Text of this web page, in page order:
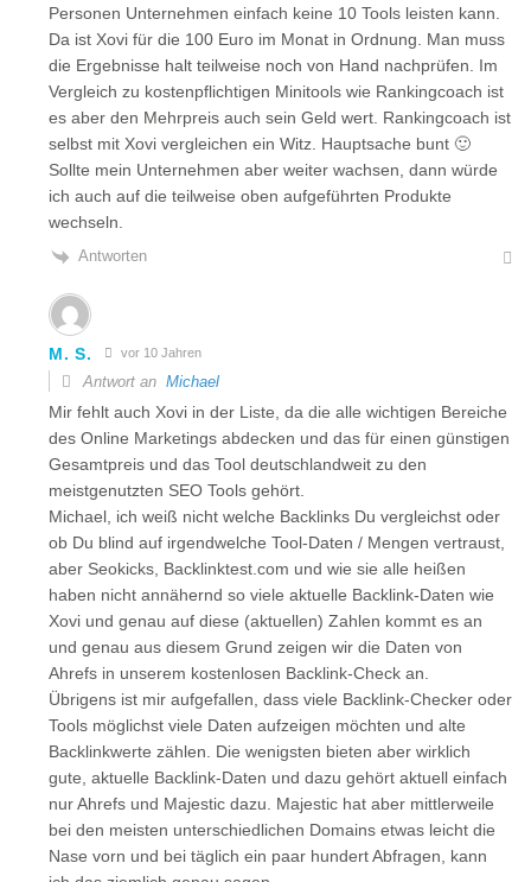
Personen Unternehmen einfach keine 10 Tools leisten kann.
Da ist Xovi für die 100 Euro im Monat in Ordnung. Man muss
die Ergebnisse halt teilweise noch von Hand nachprüfen. Im
Vergleich zu kostenpflichtigen Minitools wie Rankingcoach ist
es aber den Mehrpreis auch sein Geld wert. Rankingcoach ist
selbst mit Xovi vergleichen ein Witz. Hauptsache bunt 🙂
Sollte mein Unternehmen aber weiter wachsen, dann würde
ich auch auf die teilweise oben aufgeführten Produkte
wechseln.
Antworten
M. S. vor 10 Jahren
Antwort an Michael
Mir fehlt auch Xovi in der Liste, da die alle wichtigen Bereiche
des Online Marketings abdecken und das für einen günstigen
Gesamtpreis und das Tool deutschlandweit zu den
meistgenutzten SEO Tools gehört.
Michael, ich weiß nicht welche Backlinks Du vergleichst oder
ob Du blind auf irgendwelche Tool-Daten / Mengen vertraust,
aber Seokicks, Backlinktest.com und wie sie alle heißen
haben nicht annähernd so viele aktuelle Backlink-Daten wie
Xovi und genau auf diese (aktuellen) Zahlen kommt es an
und genau aus diesem Grund zeigen wir die Daten von
Ahrefs in unserem kostenlosen Backlink-Check an.
Übrigens ist mir aufgefallen, dass viele Backlink-Checker oder
Tools möglichst viele Daten aufzeigen möchten und alte
Backlinkwerte zählen. Die wenigsten bieten aber wirklich
gute, aktuelle Backlink-Daten und dazu gehört aktuell einfach
nur Ahrefs und Majestic dazu. Majestic hat aber mittlerweile
bei den meisten unterschiedlichen Domains etwas leicht die
Nase vorn und bei täglich ein paar hundert Abfragen, kann